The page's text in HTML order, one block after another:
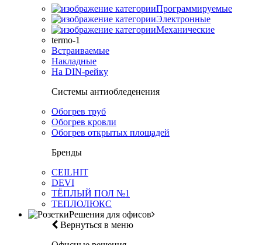
Программируемые
Электронные
Механические
termo-1
Встраиваемые
Накладные
На DIN-рейку
Системы антиобледенения
Обогрев труб
Обогрев кровли
Обогрев открытых площадей
Бренды
CEILHIT
DEVI
ТЁПЛЫЙ ПОЛ №1
ТЕПЛОЛЮКС
Решения для офисов
Вернуться в меню